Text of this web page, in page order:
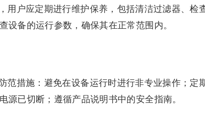
用户应定期进行维护保养，包括清洁过滤器、检
设备的运行参数，确保其在正常范围内。
范措施：避免在设备运行时进行非专业操作；定
源已切断；遵循产品说明书中的安全指南。